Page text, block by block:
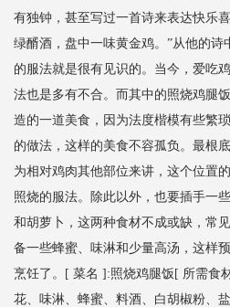
有独钟，甚至写过一首诗来表达快乐
绿醑酒，盘中一味黄金鸡。”从他的诗
的服法就是很有见识的。当今，爱吃
法也是多有不合。而其中的照烧鸡腿
造的一道美食，因为法度楷模有些繁
的做法，这样的美食不容孤负。最根
为相对鸡肉其他部位来讲，这个位置
照烧的服法。除此以外，也要插手一
和胡萝卜，这两种食材不成或缺，常
备一些蜂蜜、味淋和少量高汤，这样
烹饪了。[ 菜名 ]:照烧鸡腿饭[ 所需食
花、味淋、蜂蜜、料酒、白胡椒粉、